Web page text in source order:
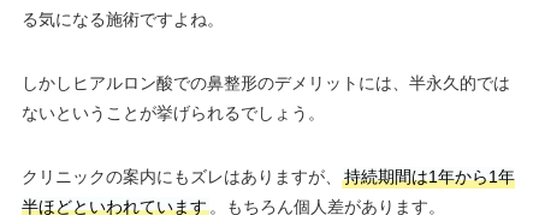
る気になる施術ですよね。
しかしヒアルロン酸での鼻整形のデメリットには、半永久的では
ないということが挙げられるでしょう。
クリニックの案内にもズレはありますが、
持続期間は1年から1年
半ほどといわれています。もちろん個人差があります。